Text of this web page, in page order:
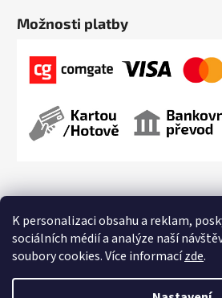
K personalizaci obsahu a reklam,
sociálních médií a analýze naší
soubory cookies. Více informacízde.
Možnosti platby
Vytvořil Shoptet